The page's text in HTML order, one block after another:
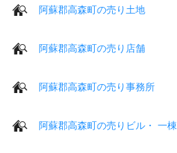
阿蘇郡高森町の売り土地
阿蘇郡高森町の売り店舗
阿蘇郡高森町の売り事務所
阿蘇郡高森町の売りビル・ 一